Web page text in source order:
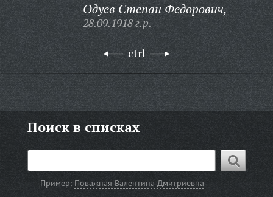
Одуев Степан Федорович,
28.09.1918 г.р.
ctrl
Поиск в списках
Пример: Поважная Валентина Дмитриевна